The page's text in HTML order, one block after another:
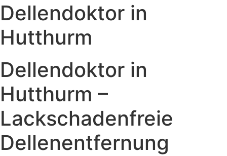
Dellendoktor in
Hutthurm
Dellendoktor in
Hutthurm –
Lackschadenfreie
Dellenentfernung